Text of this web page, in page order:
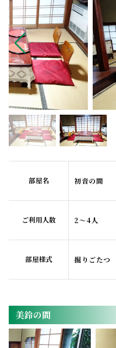
部屋名 初音の間
ご利用人数 2～4人
部屋様式 掘りごたつ
美鈴の間